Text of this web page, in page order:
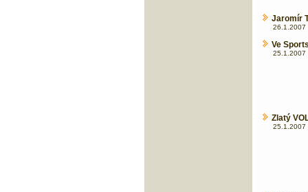
Jaromír
26.1.2007
Ve
25.1.2007
Zlatý
25.1.2007